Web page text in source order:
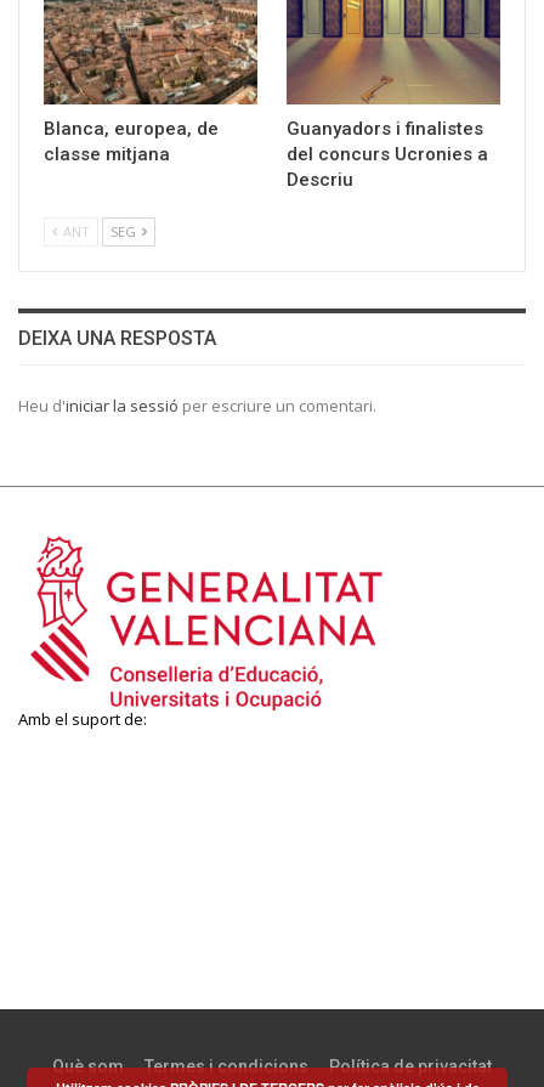
Blanca, europea, de
classe mitjana
Guanyadors i finalistes
del concurs Ucronies a
Descriu
ANT SEG
DEIXA UNA RESPOSTA
Heu d'iniciar la sessió per escriure un comentari.
Amb el suport de:
Què som Termes i condicions Política de privacitat